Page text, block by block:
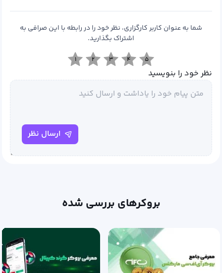
شما به عنوان کاربر کارگزاری، نظر خود را در رابطه با این صرافی به
اشتراک بگذارید.
۱ ۲ ۳ ۴ ۵
نظر خود را بنویسید
ارسال نظر
بروکرهای بررسی شده